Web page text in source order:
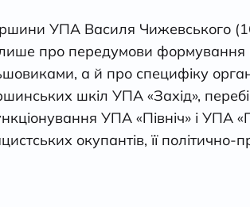
УПА Василя Чижевського
про передумови формування
а й про специфіку
шкіл УПА «Захід»,
УПА «Північ» і УПА
окупантів, її